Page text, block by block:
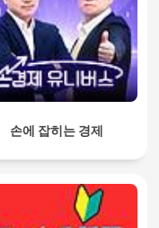
손에 잡히는 경제